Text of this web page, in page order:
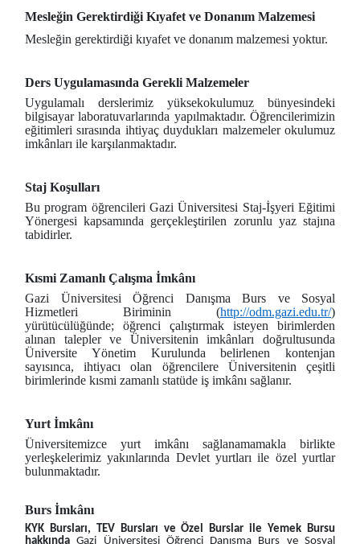
Mesleğin Gerektirdiği Kıyafet ve Donanım Malzemesi
Mesleğin gerektirdiği kıyafet ve donanım malzemesi yoktur.
Ders Uygulamasında Gerekli Malzemeler
Uygulamalı derslerimiz yüksekokulumuz bünyesindeki
bilgisayar laboratuvarlarında yapılmaktadır. Öğrencilerimizin
eğitimleri sırasında ihtiyaç duydukları malzemeler okulumuz
imkânları ile karşılanmaktadır.
Staj Koşulları
Bu program öğrencileri Gazi Üniversitesi Staj-İşyeri Eğitimi
Yönergesi kapsamında gerçekleştirilen zorunlu yaz stajına
tabidirler.
Kısmi Zamanlı Çalışma İmkânı
Gazi Üniversitesi Öğrenci Danışma Burs ve Sosyal
Hizmetleri Biriminin (http://odm.gazi.edu.tr/)
yürütücülüğünde; öğrenci çalıştırmak isteyen birimlerden
alınan talepler ve Üniversitenin imkânları doğrultusunda
Üniversite Yönetim Kurulunda belirlenen kontenjan
sayısınca, ihtiyacı olan öğrencilere Üniversitenin çeşitli
birimlerinde kısmi zamanlı statüde iş imkânı sağlanır.
Yurt İmkânı
Üniversitemizce yurt imkânı sağlanamamakla birlikte
yerleşkelerimiz yakınlarında Devlet yurtları ile özel yurtlar
bulunmaktadır.
Burs İmkânı
KYK Bursları, TEV Bursları ve Özel Burslar ile Yemek Bursu
hakkında Gazi Üniversitesi Öğrenci Danışma Burs ve Sosyal